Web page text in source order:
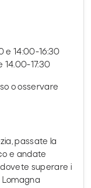
e 14:00-16:30
14.00-17:30
o osservare
passate la
e andate
superare i
Lomagna